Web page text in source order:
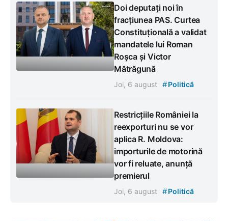
Doi deputați noi în
fracțiunea PAS. Curtea
Constituțională a validat
mandatele lui Roman
Roșca și Victor
Mătrăgună
Joi, 6 august #Politică
Restricțiile României la
reexporturi nu se vor
aplica R. Moldova:
importurile de motorină
vor fi reluate, anunță
premierul
Joi, 6 august #Politică